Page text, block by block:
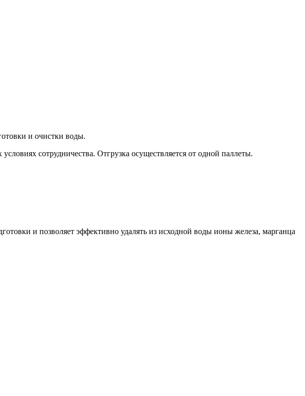
и очистки воды.
сотрудничества. Отгрузка осуществляется от одной паллеты.
и позволяет эффективно удалять из исходной воды ионы железа, марганца